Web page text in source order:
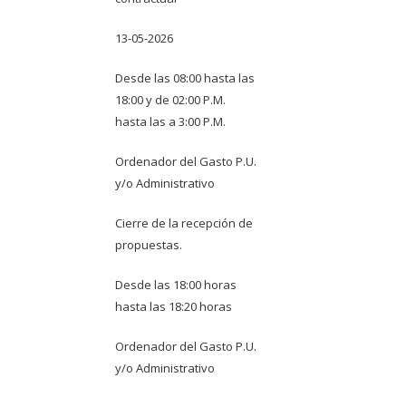
13-05-2026
Desde las 08:00 hasta las
18:00 y de 02:00 P.M.
hasta las a 3:00 P.M.
Ordenador del Gasto P.U.
y/o Administrativo
Cierre de la recepción de
propuestas.
Desde las 18:00 horas
hasta las 18:20 horas
Ordenador del Gasto P.U.
y/o Administrativo